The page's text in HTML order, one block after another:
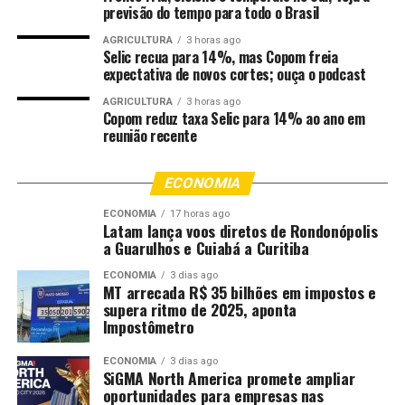
jurisdicional”, destaca o corregedor-geral da Justiça,
desembargador José Luiz Leite Lindote.
“O trabalho cooperativo permite reforçar
temporariamente as comarcas que apresentam maior
demanda por julgamentos do Tribunal do Júri. Com
conseguimos ampliar a capacidade de julgamento e dar
andamento a processos que aguardam há anos por uma
solução definitiva”, afirma o juiz auxiliar da Corregedoria
e coordenador do programa, Jorge Alexandre Martins
Pauta de julho da Capital – Além das duas sessões
conduzidas pelo juiz cooperador Marcos Faleiros da
Silva, a pauta de julho da 1ª Vara Criminal de Cuiabá
prevê outros 10 julgamentos, totalizando 12 sessões do
Tribunal do Júri ao longo do mês de julho, os
previsão do tempo para todo o Brasil
AGRICULTURA 3 horas ago
Selic recua para 14%, mas Copom freia
expectativa de novos cortes; ouça o podcast
AGRICULTURA 3 horas ago
Copom reduz taxa Selic para 14% ao ano em
reunião recente
ECONOMIA
ECONOMIA 17 horas ago
Latam lança voos diretos de Rondonópolis
a Guarulhos e Cuiabá a Curitiba
ECONOMIA 3 dias ago
MT arrecada R$ 35 bilhões em impostos e
supera ritmo de 2025, aponta
Impostômetro
ECONOMIA 3 dias ago
SiGMA North America promete ampliar
oportunidades para empresas nas